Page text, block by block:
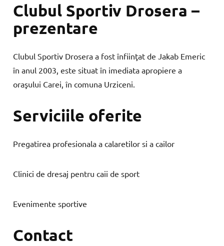
Clubul Sportiv Drosera –
prezentare
Clubul Sportiv Drosera a fost înfiinţat de Jakab Emeric
în anul 2003, este situat în imediata apropiere a
oraşului Carei, în comuna Urziceni.
Serviciile oferite
Pregatirea profesionala a calaretilor si a cailor
Clinici de dresaj pentru caii de sport
Evenimente sportive
Contact